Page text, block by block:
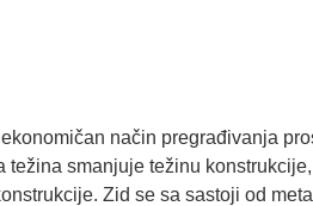
način pregrađivanja
smanjuje težinu
Zid se sa sastoji od